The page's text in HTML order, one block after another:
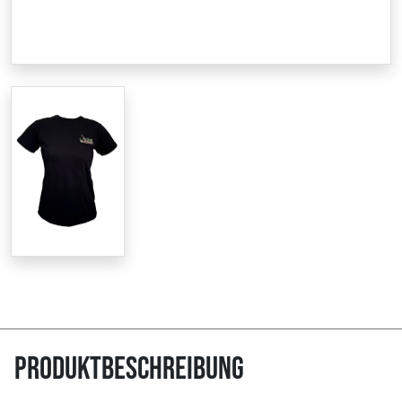
Produktbeschreibung